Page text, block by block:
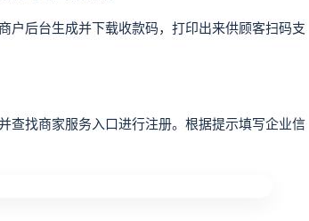
户后台生成并下载收款码，打印出来供顾客扫码支
查找商家服务入口进行注册。根据提示填写企业信